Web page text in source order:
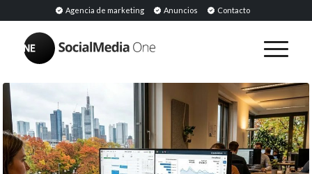
Agencia de marketing Anuncios Contacto